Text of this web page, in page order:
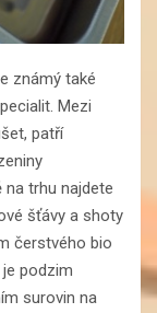
známý také
Mezi
patří
na trhu najdete
šťávy a shoty
čerstvého bio
podzim
surovin na